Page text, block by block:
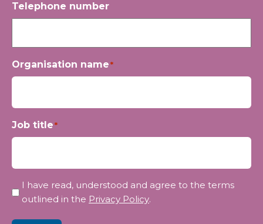
Telephone number
Organisation name*
Job title*
Privacy
I have read, understood and agree to the terms
outlined in the Privacy Policy.